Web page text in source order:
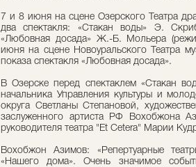
7 и 8 июня на сцене Озерского Театра
два спектакля: «Стакан воды» Э.
«Любовная досада» Ж.-Б. Мольера
июня на сцене Новоуральского Театра
показа спектакля «Любовная досада».
В Озерске перед спектаклем «Стакан
начальника Управления культуры и
округа Светланы Степановой,
заслуженного артиста РФ Вохобжона
руководителя театра "Et Cetera" Марии
Вохобжон Азимов: «Репертуарные
«Нашего дома». Очень значимое